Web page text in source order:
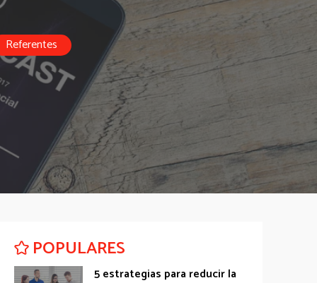
Referentes
POPULARES
5 estrategias para reducir la